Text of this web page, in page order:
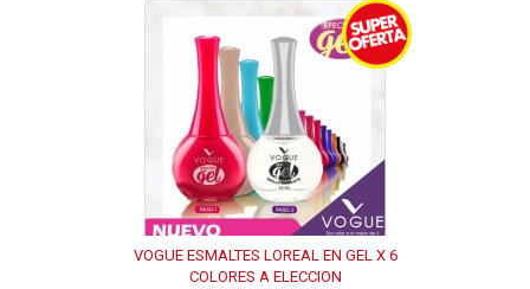
VOGUE ESMALTES LOREAL EN GEL X 6
COLORES A ELECCION